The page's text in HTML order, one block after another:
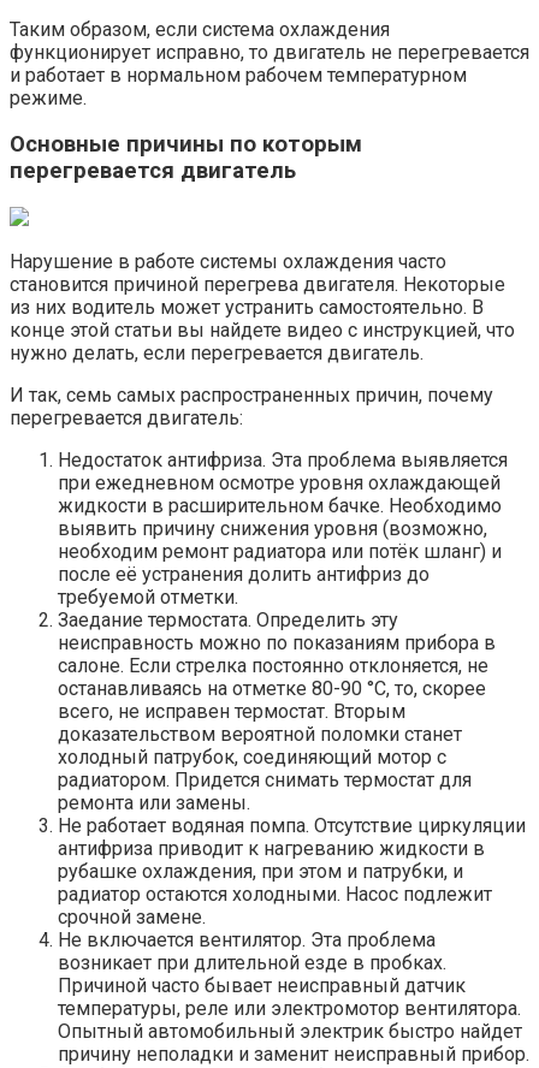
Таким образом, если система охлаждения
функционирует исправно, то двигатель не перегревается
и работает в нормальном рабочем температурном
режиме.
Основные причины по которым
перегревается двигатель
Нарушение в работе системы охлаждения часто
становится причиной перегрева двигателя. Некоторые
из них водитель может устранить самостоятельно. В
конце этой статьи вы найдете видео с инструкцией, что
нужно делать, если перегревается двигатель.
И так, семь самых распространенных причин, почему
перегревается двигатель:
Недостаток антифриза. Эта проблема выявляется
при ежедневном осмотре уровня охлаждающей
жидкости в расширительном бачке. Необходимо
выявить причину снижения уровня (возможно,
необходим ремонт радиатора или потёк шланг) и
после её устранения долить антифриз до
требуемой отметки.
Заедание термостата. Определить эту
неисправность можно по показаниям прибора в
салоне. Если стрелка постоянно отклоняется, не
останавливаясь на отметке 80-90 °С, то, скорее
всего, не исправен термостат. Вторым
доказательством вероятной поломки станет
холодный патрубок, соединяющий мотор с
радиатором. Придется снимать термостат для
ремонта или замены.
Не работает водяная помпа. Отсутствие циркуляции
антифриза приводит к нагреванию жидкости в
рубашке охлаждения, при этом и патрубки, и
радиатор остаются холодными. Насос подлежит
срочной замене.
Не включается вентилятор. Эта проблема
возникает при длительной езде в пробках.
Причиной часто бывает неисправный датчик
температуры, реле или электромотор вентилятора.
Опытный автомобильный электрик быстро найдет
причину неполадки и заменит неисправный прибор.